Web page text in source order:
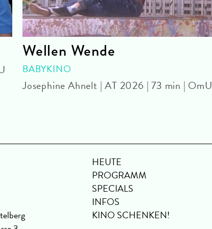
Wellen Wende
BABYKINO
Josephine Ahnelt | AT 2026 | 73 min | OmU
HEUTE
PROGRAMM
SPECIALS
INFOS
KINO SCHENKEN!